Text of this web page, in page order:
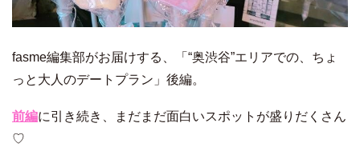
fasme編集部がお届けする、「“奥渋谷”エリアでの、ちょ
っと大人のデートプラン」後編。
前編に引き続き、まだまだ面白いスポットが盛りだくさん
♡